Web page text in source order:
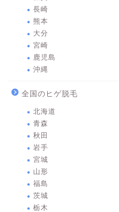
長崎
熊本
大分
宮崎
鹿児島
沖縄
全国のヒゲ脱毛
北海道
青森
秋田
岩手
宮城
山形
福島
茨城
栃木